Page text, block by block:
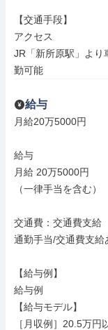
【交通手段】
アクセス
JR「新所原駅」よ
勤可能
給与
月給20万5000円
給与
月給 20万5000円
（一律手当を含む）
交通費：交通費支給
通勤手当/交通費支給
【給与例】
給与例
【給与モデル】
［月収例］20.5万円